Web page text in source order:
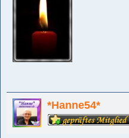
*Hanne54*